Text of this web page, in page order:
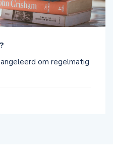
om regelmatig